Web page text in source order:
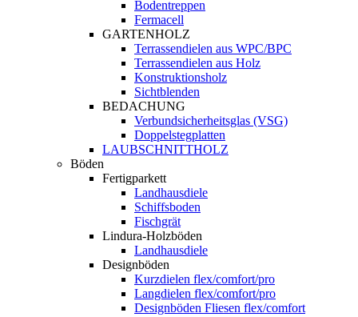
Bodentreppen
Fermacell
GARTENHOLZ
Terrassendielen aus WPC/BPC
Terrassendielen aus Holz
Konstruktionsholz
Sichtblenden
BEDACHUNG
Verbundsicherheitsglas (VSG)
Doppelstegplatten
LAUBSCHNITTHOLZ
Böden
Fertigparkett
Landhausdiele
Schiffsboden
Fischgrät
Lindura-Holzböden
Landhausdiele
Designböden
Kurzdielen flex/comfort/pro
Langdielen flex/comfort/pro
Designböden Fliesen flex/comfort